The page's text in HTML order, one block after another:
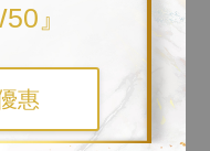
』
惠